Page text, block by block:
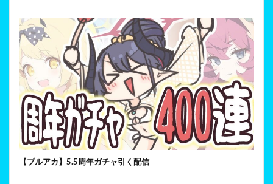
【ブルアカ】5.5周年ガチャ引く配信